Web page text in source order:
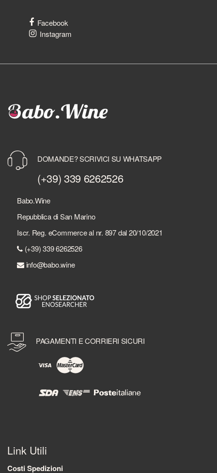
Facebook
Instagram
DOMANDE? SCRIVICI SU WHATSAPP
(+39) 339 6262526
Babo.Wine
Repubblica di San Marino
Iscr. Reg. eCommerce al nr. 897 dal 20/10/2021
(+39) 339 6262526
info@babo.wine
PAGAMENTI E CORRIERI SICURI
Link Utili
Costi Spedizioni